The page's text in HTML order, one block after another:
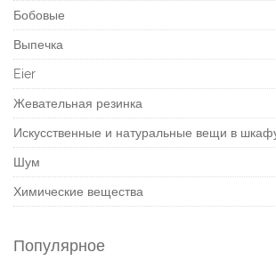
Бобовые
Выпечка
Eier
Жевательная резинка
Искусственные и натуральные вещи в
Шум
Химические вещества
Популярное